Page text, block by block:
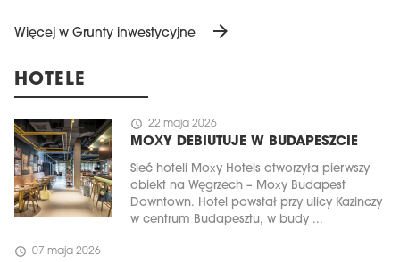
Więcej w Grunty inwestycyjne arrow_forward
HOTELE
schedule 22 maja 2026
MOXY DEBIUTUJE W BUDAPESZCIE
Sieć hoteli Moxy Hotels otworzyła pierwszy
obiekt na Węgrzech – Moxy Budapest
Downtown. Hotel powstał przy ulicy Kazinczy
w centrum Budapesztu, w budy ...
schedule 07 maja 2026